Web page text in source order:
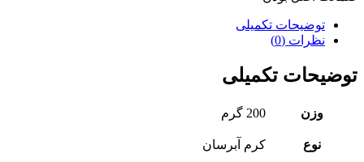
توضیحات تکمیلی
نظرات (0)
توضیحات تکمیلی
وزن 200 گرم
نوع کرم آبرسان